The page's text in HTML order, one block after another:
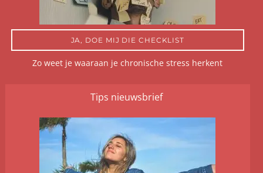
JA, DOE MIJ DIE CHECKLIST
Zo weet je waaraan je chronische stress herkent
Tips nieuwsbrief